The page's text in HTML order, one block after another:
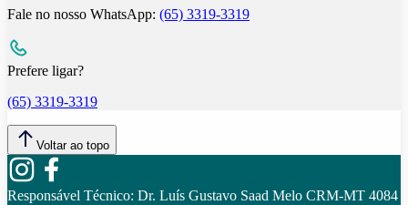
Fale no nosso WhatsApp: (65) 3319-3319
Prefere ligar?
(65) 3319-3319
Voltar ao topo
Responsável Técnico: Dr. Luís Gustavo Saad Melo CRM-MT 4084